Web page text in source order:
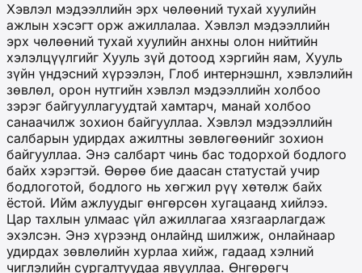
Хэвлэл мэдээллийн эрх чөлөөний тухай хуулийн
ажлын хэсэгт орж ажиллалаа. Хэвлэл мэдээллийн
эрх чөлөөний тухай хуулийн анхны олон нийтийн
хэлэлцүүлгийг Хууль зүй дотоод хэргийн яам, Хууль
зүйн үндэсний хүрээлэн, Глоб интернэшнл, хэвлэлийн
зөвлөл, орон нутгийн хэвлэл мэдээллийн холбоо
зэрэг байгууллагуудтай хамтарч, манай холбоо
санаачилж зохион байгууллаа. Хэвлэл мэдээллийн
салбарын удирдах ажилтны зөвлөгөөнийг зохион
байгууллаа. Энэ салбарт чинь бас тодорхой бодлого
байх хэрэгтэй. Өөрөө бие даасан статустай учир
бодлоготой, бодлого нь хөгжил рүү хөтөлж байх
ёстой. Ийм ажлуудыг өнгөрсөн хугацаанд хийлээ.
Цар тахлын улмаас үйл ажиллагаа хязгаарлагдаж
эхэлсэн. Энэ хүрээнд онлайнд шилжиж, онлайнаар
удирдах зөвлөлийн хурлаа хийж, гадаад хэлний
чиглэлийн сургалтуудаа явууллаа. Өнгөрөгч